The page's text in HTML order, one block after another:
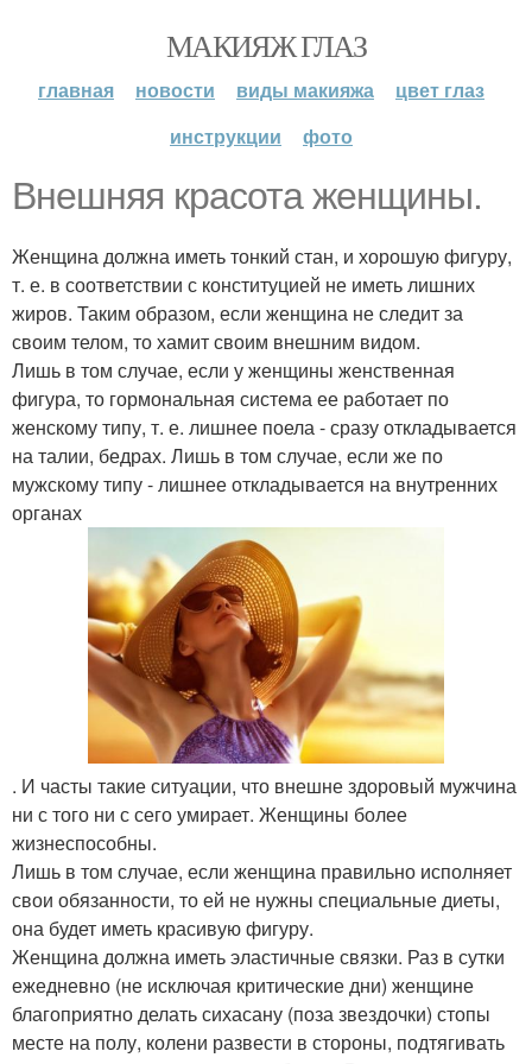
МАКИЯЖ ГЛАЗ
главная новости виды макияжа
цвет глаз
инструкции
фото
Внешняя красота женщины.
Женщина должна иметь тонкий стан, и хорошую фигуру,
т. е. в соответствии с конституцией не иметь лишних
жиров. Таким образом, если женщина не следит за
своим телом, то хамит своим внешним видом.
Лишь в том случае, если у женщины женственная
фигура, то гормональная система ее работает по
женскому типу, т. е. лишнее поела - сразу откладывается
на талии, бедрах. Лишь в том случае, если же по
мужскому типу - лишнее откладывается на внутренних
органах
. И часты такие ситуации, что внешне здоровый мужчина
ни с того ни с сего умирает. Женщины более
жизнеспособны.
Лишь в том случае, если женщина правильно исполняет
свои обязанности, то ей не нужны специальные диеты,
она будет иметь красивую фигуру.
Женщина должна иметь эластичные связки. Раз в сутки
ежедневно (не исключая критические дни) женщине
благоприятно делать сихасану (поза звездочки) стопы
месте на полу, колени развести в стороны, подтягивать